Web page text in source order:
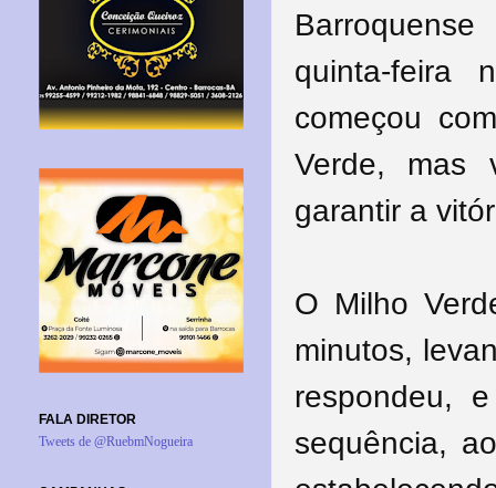
quinta-feira
começou
Verde, mas
garantir a
O Milho
minutos,
respondeu,
sequência,
FALA DIRETOR
Tweets de @RuebmNogueira